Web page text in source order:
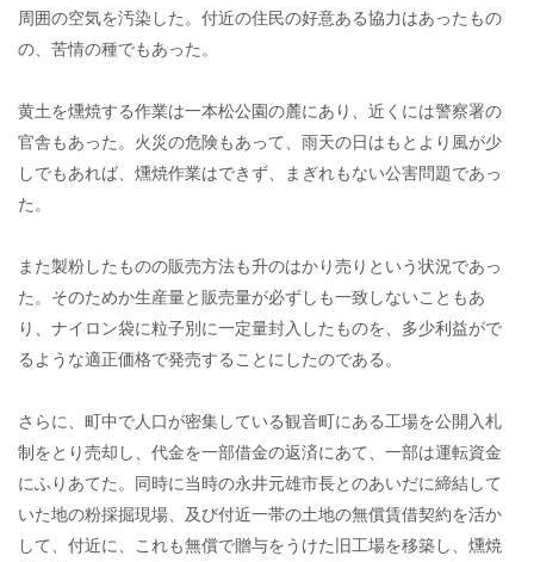
周囲の空気を汚染した。付近の住民の好意ある協力はあったもの
の、苦情の種でもあった。
黄土を燻焼する作業は一本松公園の麓にあり、近くには警察署の
官舎もあった。火災の危険もあって、雨天の日はもとより風が少
しでもあれば、燻焼作業はできず、まぎれもない公害問題であっ
た。
また製粉したものの販売方法も升のはかり売りという状況であっ
た。そのためか生産量と販売量が必ずしも一致しないこともあ
り、ナイロン袋に粒子別に一定量封入したものを、多少利益がで
るような適正価格で発売することにしたのである。
さらに、町中で人口が密集している観音町にある工場を公開入札
制をとり売却し、代金を一部借金の返済にあて、一部は運転資金
にふりあてた。同時に当時の永井元雄市長とのあいだに締結して
いた地の粉採掘現場、及び付近一帯の土地の無償賃借契約を活か
して、付近に、これも無償で贈与をうけた旧工場を移築し、燻焼